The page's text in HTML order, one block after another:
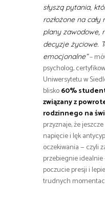
słyszą pytania,
rozłożone na
plany zawodowe,
decyzje życiowe.
emocjonalne”–
psycholog,
Uniwersytetu w
blisko60%
związany z
rodzinnego na
przyznaje, że
napięcie i lęk
oczekiwania — czyli
przebiegnie
poczucie presji i
trudnych